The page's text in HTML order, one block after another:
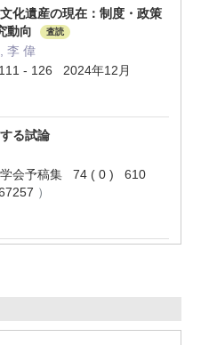
化遺産の現在：制度・政策
動向
査読
李 偉
- 126 2024年12月
る試論
学会予稿集 74 ( 0 ) 610
）